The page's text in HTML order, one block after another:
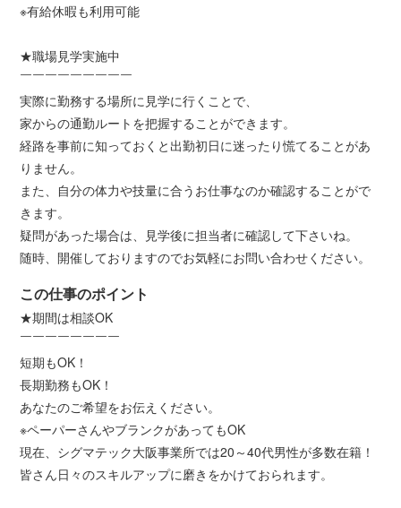
※有給休暇も利用可能
★職場見学実施中
￣￣￣￣￣￣￣￣￣
実際に勤務する場所に見学に行くことで、
家からの通勤ルートを把握することができます。
経路を事前に知っておくと出勤初日に迷ったり慌てることがあ
りません。
また、自分の体力や技量に合うお仕事なのか確認することがで
きます。
疑問があった場合は、見学後に担当者に確認して下さいね。
随時、開催しておりますのでお気軽にお問い合わせください。
この仕事のポイント
★期間は相談OK
￣￣￣￣￣￣￣￣
短期もOK！
長期勤務もOK！
あなたのご希望をお伝えください。
※ペーパーさんやブランクがあってもOK
現在、シグマテック大阪事業所では20～40代男性が多数在籍！
皆さん日々のスキルアップに磨きをかけておられます。